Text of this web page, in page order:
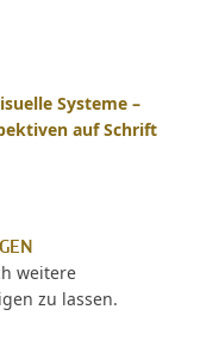
Systeme –
auf Schrift
weitere
zu lassen.